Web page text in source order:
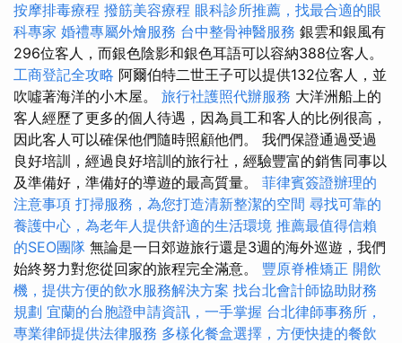
按摩排毒療程 撥筋美容療程 眼科診所推薦，找最合適的眼
科專家 婚禮專屬外燴服務 台中整骨神醫服務 銀雲和銀風有
296位客人，而銀色陰影和銀色耳語可以容納388位客人。
工商登記全攻略 阿爾伯特二世王子可以提供132位客人，並
吹噓著海洋的小木屋。 旅行社護照代辦服務 大洋洲船上的
客人經歷了更多的個人待遇，因為員工和客人的比例很高，
因此客人可以確保他們隨時照顧他們。 我們保證通過受過
良好培訓，經過良好培訓的旅行社，經驗豐富的銷售同事以
及準備好，準備好的導遊的最高質量。 菲律賓簽證辦理的
注意事項 打掃服務，為您打造清新整潔的空間 尋找可靠的
養護中心，為老年人提供舒適的生活環境 推薦最值得信賴
的SEO團隊 無論是一日郊遊旅行還是3週的海外巡遊，我們
始終努力對您從回家的旅程完全滿意。 豐原脊椎矯正 開飲
機，提供方便的飲水服務解決方案 找台北會計師協助財務
規劃 宜蘭的台胞證申請資訊，一手掌握 台北律師事務所，
專業律師提供法律服務 多樣化餐盒選擇，方便快捷的餐飲